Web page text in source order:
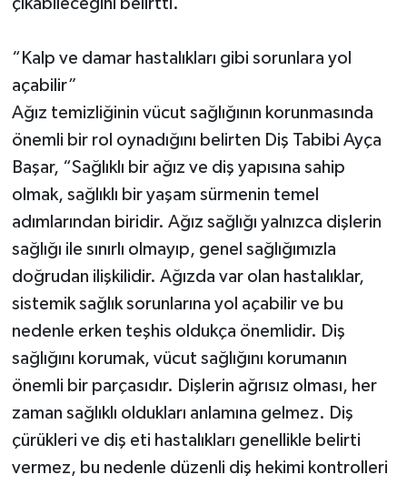
çıkabileceğini belirtti.
“Kalp ve damar hastalıkları gibi sorunlara yol
açabilir”
Ağız temizliğinin vücut sağlığının korunmasında
önemli bir rol oynadığını belirten Diş Tabibi Ayça
Başar, “Sağlıklı bir ağız ve diş yapısına sahip
olmak, sağlıklı bir yaşam sürmenin temel
adımlarından biridir. Ağız sağlığı yalnızca dişlerin
sağlığı ile sınırlı olmayıp, genel sağlığımızla
doğrudan ilişkilidir. Ağızda var olan hastalıklar,
sistemik sağlık sorunlarına yol açabilir ve bu
nedenle erken teşhis oldukça önemlidir. Diş
sağlığını korumak, vücut sağlığını korumanın
önemli bir parçasıdır. Dişlerin ağrısız olması, her
zaman sağlıklı oldukları anlamına gelmez. Diş
çürükleri ve diş eti hastalıkları genellikle belirti
vermez, bu nedenle düzenli diş hekimi kontrolleri